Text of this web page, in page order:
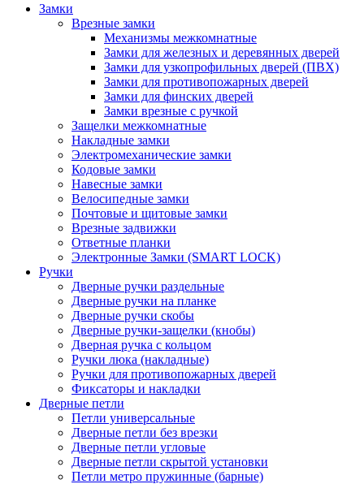
Замки
Врезные замки
Механизмы межкомнатные
Замки для железных и деревянных дверей
Замки для узкопрофильных дверей (ПВХ)
Замки для противопожарных дверей
Замки для финских дверей
Замки врезные с ручкой
Защелки межкомнатные
Накладные замки
Электромеханические замки
Кодовые замки
Навесные замки
Велосипедные замки
Почтовые и щитовые замки
Врезные задвижки
Ответные планки
Электронные Замки (SMART LOCK)
Ручки
Дверные ручки раздельные
Дверные ручки на планке
Дверные ручки скобы
Дверные ручки-защелки (кнобы)
Дверная ручка с кольцом
Ручки люка (накладные)
Ручки для противопожарных дверей
Фиксаторы и накладки
Дверные петли
Петли универсальные
Дверные петли без врезки
Дверные петли угловые
Дверные петли скрытой установки
Петли метро пружинные (барные)